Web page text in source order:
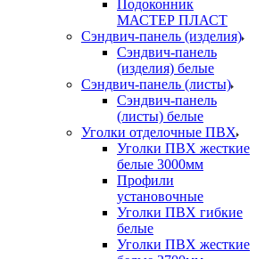
Подоконник
МАСТЕР ПЛАСТ
Сэндвич-панель (изделия)
Сэндвич-панель
(изделия) белые
Сэндвич-панель (листы)
Сэндвич-панель
(листы) белые
Уголки отделочные ПВХ
Уголки ПВХ жесткие
белые 3000мм
Профили
установочные
Уголки ПВХ гибкие
белые
Уголки ПВХ жесткие